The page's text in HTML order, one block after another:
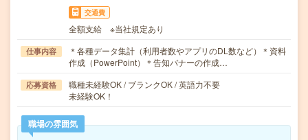
交通費
全額支給 ※当社規定あり
仕事内容
＊各種データ集計（利用者数やアプリのDL数など）＊資料
作成（PowerPoint）＊告知バナーの作成…
応募資格
職種未経験OK / ブランクOK / 英語力不要
未経験OK！
職場の雰囲気